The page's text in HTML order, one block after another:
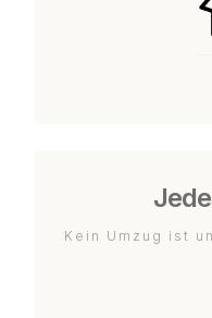
Kein Umzug ist